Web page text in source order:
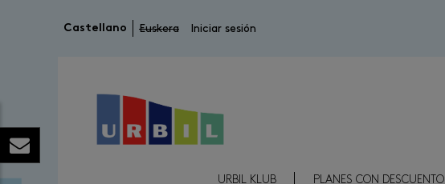
Castellano Euskera Menú de cuenta de usuario
Iniciar sesión
Menú Reducido Cabecera
URBIL KLUB PLANES CON DESCUENTO